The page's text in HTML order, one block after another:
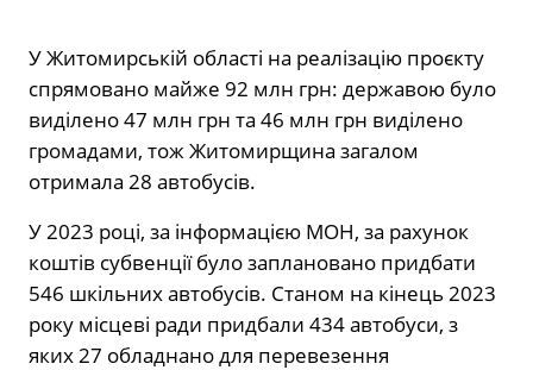
У Житомирській області на реалізацію проєкту
спрямовано майже 92 млн грн: державою було
виділено 47 млн грн та 46 млн грн виділено
громадами, тож Житомирщина загалом
отримала 28 автобусів.
У 2023 році, за інформацією МОН, за рахунок
коштів субвенції було заплановано придбати
546 шкільних автобусів. Станом на кінець 2023
року місцеві ради придбали 434 автобуси, з
яких 27 обладнано для перевезення